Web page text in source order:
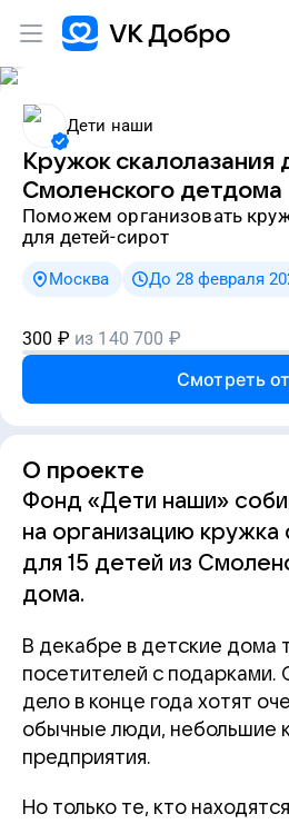
Дети наши
Кружок скалолазания
Смоленского детдома
Поможем организовать кружок скалолазания
для детей-сирот
Москва До 28 февраля
300 ₽ из 140 700 ₽
Смотреть
О проекте
Фонд «Дети наши»
на организацию кружка
для 15 детей из
дома.
В декабре в детские дома
посетителей с подарками.
дело в конце года хотят
обычные люди, небольшие
предприятия.
Но только те, кто